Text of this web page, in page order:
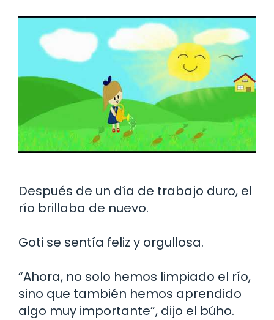
Después de un día de trabajo duro, el
río brillaba de nuevo.
Goti se sentía feliz y orgullosa.
“Ahora, no solo hemos limpiado el río,
sino que también hemos aprendido
algo muy importante”, dijo el búho.